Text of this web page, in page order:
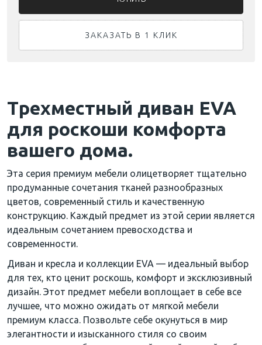
ЗАКАЗАТЬ В 1 КЛИК
Трехместный диван EVA
для роскоши комфорта
вашего дома.
Эта серия премиум мебели олицетворяет тщательно
продуманные сочетания тканей разнообразных
цветов, современный стиль и качественную
конструкцию. Каждый предмет из этой серии является
идеальным сочетанием превосходства и
современности.
Диван и кресла и коллекции EVA — идеальный выбор
для тех, кто ценит роскошь, комфорт и эксклюзивный
дизайн. Этот предмет мебели воплощает в себе все
лучшее, что можно ожидать от мягкой мебели
премиум класса. Позвольте себе окунуться в мир
элегантности и изысканного стиля со своим